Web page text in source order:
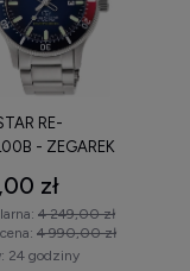
precyzyjne
i wybierz
RE-
- ZEGAREK
zł
4 249,00 zł
4 990,00 zł
24 godziny